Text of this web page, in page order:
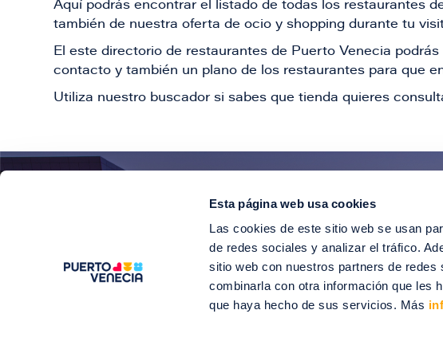
Esta página web usa cookies
Las cookies de este sitio web se usan
de redes sociales y analizar el tráfico.
sitio web con nuestros partners de
combinarla con otra información que les
que haya hecho de sus servicios. Más
Aquí podrás encontrar el listado de todas los restaurantes
también de nuestra oferta de ocio y shopping durante tu
El este directorio de restaurantes de Puerto Venecia
contacto y también un plano de los restaurantes para que
Utiliza nuestro buscador si sabes que tienda quieres
¡Entérate
Suscríbete para recibir